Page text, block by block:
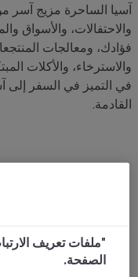
آسيا الساحرة مزيج آسر
والاحتفالات، والأسواق
فؤادك، ومعالجات
والاسترخاء، والأكلات
في التميز في السفر إلى
القادمة.
الصفحة.